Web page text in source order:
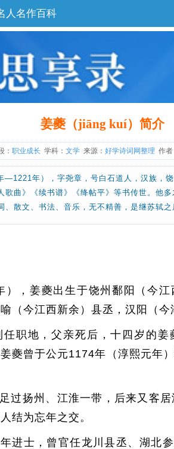
人名作百科
姜夔（jiāng kuí）简介
： 职业成长 学科： 文学来源： 好学诗词网整理 作者
年），字尧章，号白石道人，汉族，
歌曲》《续书谱》《绛帖平》等书传世。他
、散文、书法、音乐，无不精善，是继苏轼
，姜夔出生于饶州鄱阳（今
（今江西新余）县丞，汉阳（今
职地，父亲死后，十四岁的
夔曾于公元1174年（淳熙元年
过扬州、江淮一带，后来又客
结为忘年之交。
进士，曾官任龙川县丞、湖北